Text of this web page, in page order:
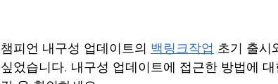
챔피언 내구성 업데이트의 백링크작업 초기 출시
싶었습니다. 내구성 업데이트에 접근한 방법에